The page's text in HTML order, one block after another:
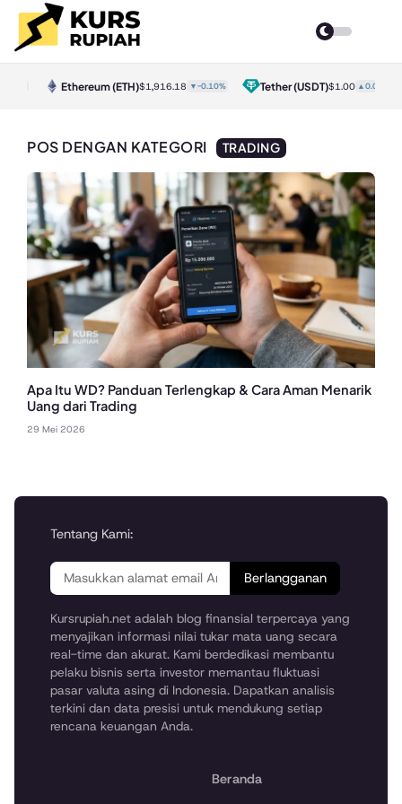
Ethereum(ETH)$1,916.18 ▼-0.10% Tether(USDT)$1.00▲0.00%
POS DENGAN KATEGORI TRADING
Apa Itu WD? Panduan Terlengkap & Cara Aman Menarik
Uang dari Trading
29 Mei 2026
Tentang Kami:
Berlangganan
Kursrupiah.net adalah blog finansial terpercaya yang
menyajikan informasi nilai tukar mata uang secara
real-time dan akurat. Kami berdedikasi membantu
pelaku bisnis serta investor memantau fluktuasi
pasar valuta asing di Indonesia. Dapatkan analisis
terkini dan data presisi untuk mendukung setiap
rencana keuangan Anda.
Beranda